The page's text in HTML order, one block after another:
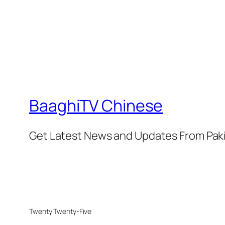
BaaghiTV Chinese
Get Latest News and Updates From
Twenty Twenty-Five